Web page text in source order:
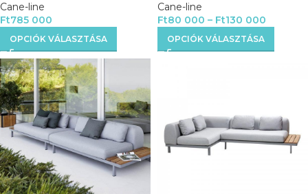
Cane-line
Ft785 000
OPCIÓK VÁLASZTÁSA
Cane-line
Ft80 000 – Ft130 000
OPCIÓK VÁLASZTÁSA